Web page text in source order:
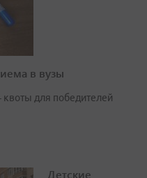
в вузы
для победителей
Детские